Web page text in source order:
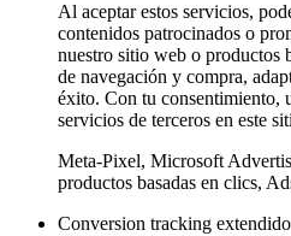
Al aceptar estos servicios,
contenidos patrocinados o
nuestro sitio web o productos
de navegación y compra,
éxito. Con tu consentimiento,
servicios de terceros en este
Meta-Pixel, Microsoft
productos basadas en clics,
Conversion tracking extendido